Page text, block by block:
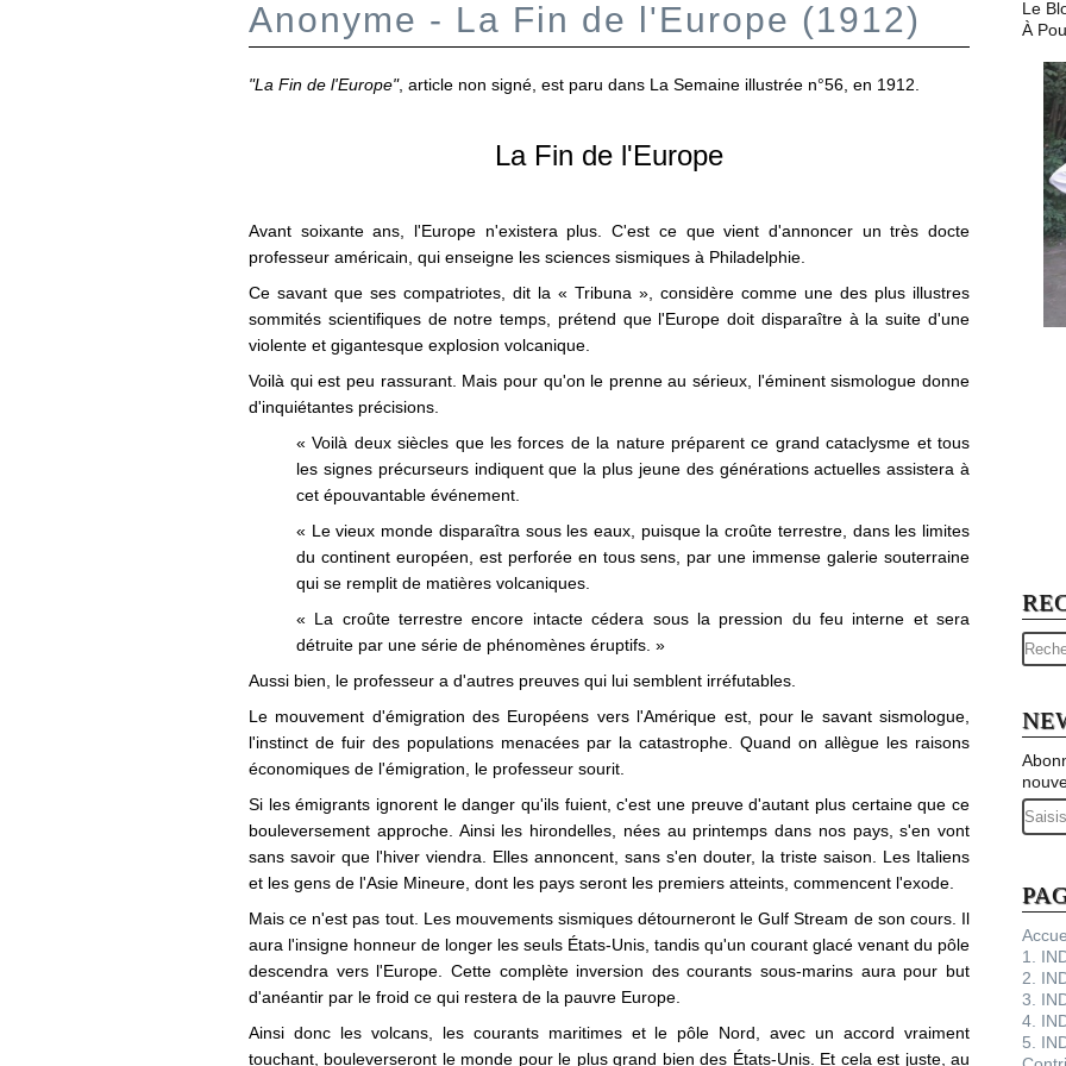
Anonyme - La Fin de l'Europe (1912)
"La Fin de l'Europe", article non signé, est paru dans La Semaine illustrée n°56, en 1912.
La Fin de l'Europe
Avant soixante ans, l'Europe n'existera plus. C'est ce que vient d'annoncer un très docte
professeur américain, qui enseigne les sciences sismiques à Philadelphie.
Ce savant que ses compatriotes, dit la « Tribuna », considère comme une des plus illustres
sommités scientifiques de notre temps, prétend que l'Europe doit disparaître à la suite d'une
violente et gigantesque explosion volcanique.
Voilà qui est peu rassurant. Mais pour qu'on le prenne au sérieux, l'éminent sismologue donne
d'inquiétantes précisions.
« Voilà deux siècles que les forces de la nature préparent ce grand cataclysme et tous
les signes précurseurs indiquent que la plus jeune des générations actuelles assistera à
cet épouvantable événement.
« Le vieux monde disparaîtra sous les eaux, puisque la croûte terrestre, dans les limites
du continent européen, est perforée en tous sens, par une immense galerie souterraine
qui se remplit de matières volcaniques.
« La croûte terrestre encore intacte cédera sous la pression du feu interne et sera
détruite par une série de phénomènes éruptifs. »
Aussi bien, le professeur a d'autres preuves qui lui semblent irréfutables.
Le mouvement d'émigration des Européens vers l'Amérique est, pour le savant sismologue,
l'instinct de fuir des populations menacées par la catastrophe. Quand on allègue les raisons
économiques de l'émigration, le professeur sourit.
Si les émigrants ignorent le danger qu'ils fuient, c'est une preuve d'autant plus certaine que ce
bouleversement approche. Ainsi les hirondelles, nées au printemps dans nos pays, s'en vont
sans savoir que l'hiver viendra. Elles annoncent, sans s'en douter, la triste saison. Les Italiens
et les gens de l'Asie Mineure, dont les pays seront les premiers atteints, commencent l'exode.
Mais ce n'est pas tout. Les mouvements sismiques détourneront le Gulf Stream de son cours. Il
aura l'insigne honneur de longer les seuls États-Unis, tandis qu'un courant glacé venant du pôle
descendra vers l'Europe. Cette complète inversion des courants sous-marins aura pour but
d'anéantir par le froid ce qui restera de la pauvre Europe.
Ainsi donc les volcans, les courants maritimes et le pôle Nord, avec un accord vraiment
touchant, bouleverseront le monde pour le plus grand bien des États-Unis. Et cela est juste, au
Le
À
Email
1.
2.
3.
4.
5.